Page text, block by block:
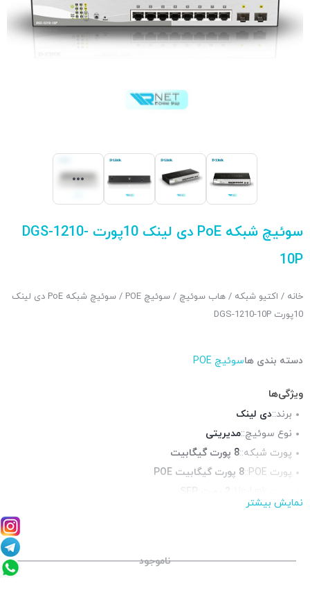
سوئیچ شبکه PoE دی لینک 10پورت DGS-1210-
10P
خانه / اکتیو شبکه / هاب سوئیچ / سوئیچ POE
/ سوئیچ شبکه PoE دی لینک
10پورت DGS-1210-10P
دسته بندی هاسوئیچ POE
ویژگی‌ها
برند::دی لینک
نوع سوئیچ::مدیریتی
پورت شبکه::8 پورت گیگابیت
پورت POE::
8 پورت گیگابیت POE
چراغ LED وضعیت::
نمایش بیشتر
ناموجود